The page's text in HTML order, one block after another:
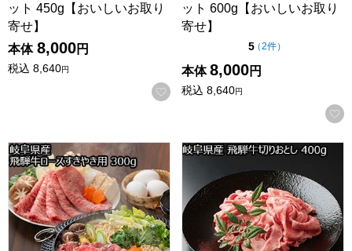
ット 450g【おいしいお取り
寄せ】
本体 8,000円
税込 8,640円
お気に入りに登録する
ット 600g【おいしいお取り
寄せ】
5点（5点満点中）
（2件の評価
）
本体 8,000円
税込 8,640円
岐阜県産 飛騨牛ロースすきやき用 300g【おいしいお取り寄
岐阜県産 飛騨牛切りおとし